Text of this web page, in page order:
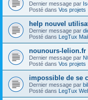
Dernier message par
Posté dans Vos projets
help nouvel
Dernier message par
Posté dans LegTux Mail
nounours-lelion.fr
Dernier message par
Posté dans Vos projets
impossible de se
Dernier message par
Posté dans LegTux